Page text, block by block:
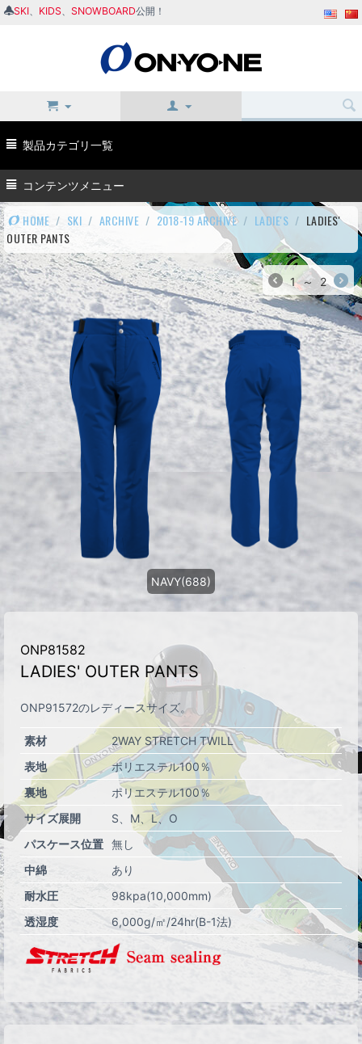
SKI KIDS SNOWBOARD公開！
製品カテゴリ一覧
コンテンツメニュー
HOME / SKI / ARCHIVE / 2018-19 ARCHIVE / LADIE'S / LADIES'
OUTER PANTS
1 ～ 2
NAVY(688)
ONP81582
LADIES' OUTER PANTS
ONP91572のレディースサイズ。
素材
2WAY STRETCH TWILL
表地
ポリエステル100％
裏地
ポリエステル100％
サイズ展開
S M L
O
パスケース位置 無し
中綿
あり
耐水圧
98kpa(10,000mm)
透湿度
6,000g/㎡/24hr(B-1法)